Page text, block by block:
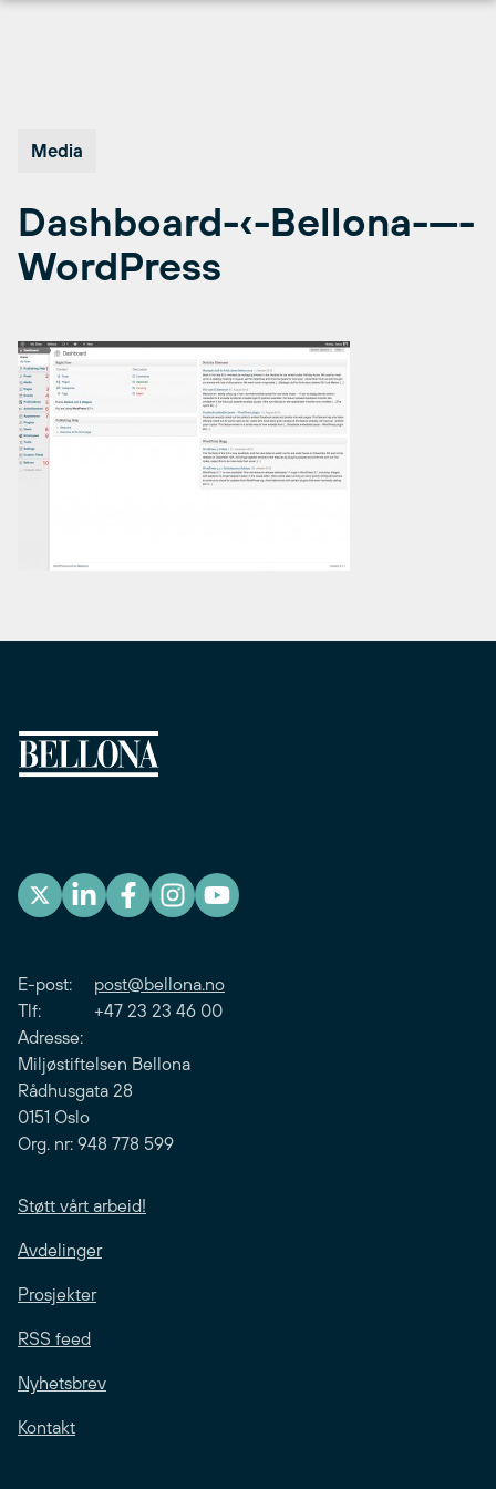
Media
Dashboard-‹-Bellona-—-
WordPress
E-post: post@bellona.no
Tlf: +47 23 23 46 00
Adresse:
Miljøstiftelsen Bellona
Rådhusgata 28
0151 Oslo
Org. nr: 948 778 599
Støtt vårt arbeid!
Avdelinger
Prosjekter
RSS feed
Nyhetsbrev
Kontakt